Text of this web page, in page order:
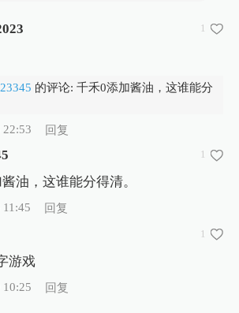
1
的评论: 千禾0添加酱油，这谁能分
22:53 回复
1
油，这谁能分得清。
回复
1
游戏
10:25 回复